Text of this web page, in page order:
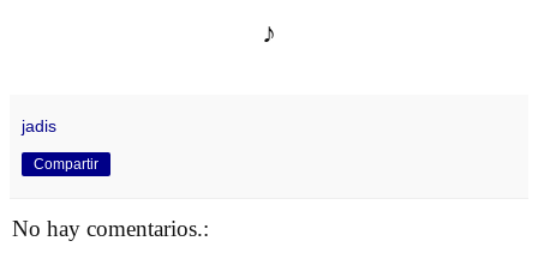
♪
jadis
Compartir
No hay comentarios.: